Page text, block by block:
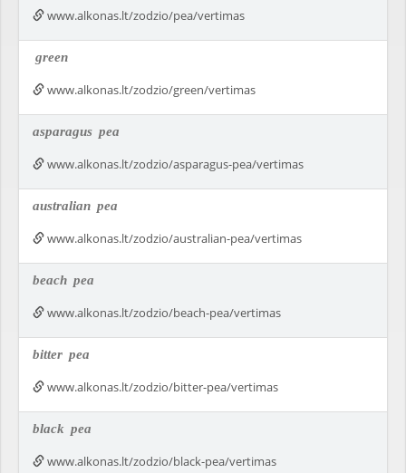
www.alkonas.lt/zodzio/pea/vertimas
green
www.alkonas.lt/zodzio/green/vertimas
asparagus pea
www.alkonas.lt/zodzio/asparagus-pea/vertimas
australian pea
www.alkonas.lt/zodzio/australian-pea/vertimas
beach pea
www.alkonas.lt/zodzio/beach-pea/vertimas
bitter pea
www.alkonas.lt/zodzio/bitter-pea/vertimas
black pea
www.alkonas.lt/zodzio/black-pea/vertimas